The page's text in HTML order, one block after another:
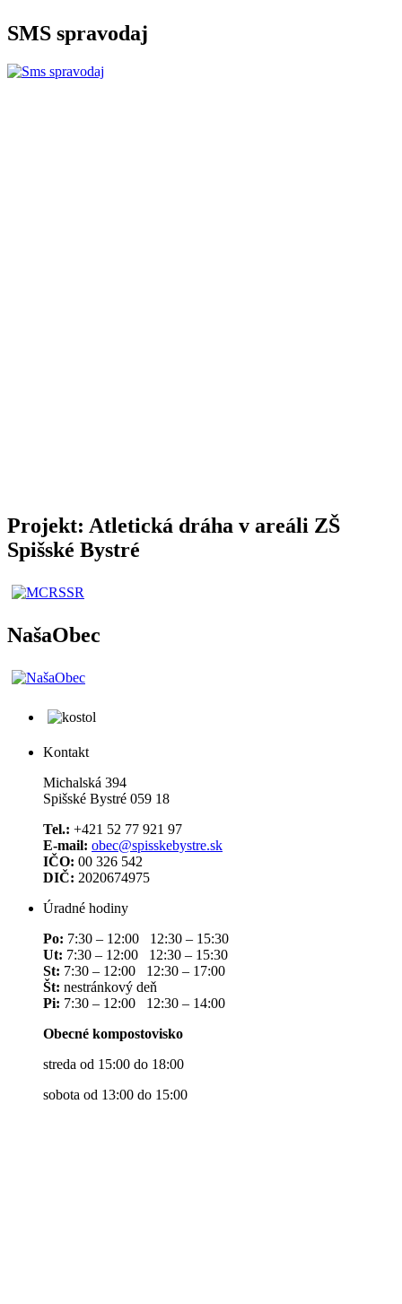
SMS spravodaj
Projekt: Atletická dráha v areáli ZŠ
Spišské Bystré
NašaObec
Kontakt
Michalská 394
Spišské Bystré 059 18
Tel.: +421 52 77 921 97
E-mail: obec@spisskebystre.sk
IČO: 00 326 542
DIČ: 2020674975
Úradné hodiny
Po: 7:30 – 12:00 12:30 – 15:30
Ut: 7:30 – 12:00 12:30 – 15:30
St: 7:30 – 12:00 12:30 – 17:00
Št: nestránkový deň
Pi: 7:30 – 12:00 12:30 – 14:00
Obecné kompostovisko
streda od 15:00 do 18:00
sobota od 13:00 do 15:00